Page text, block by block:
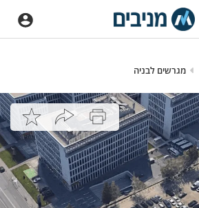
מגרשים לבניה